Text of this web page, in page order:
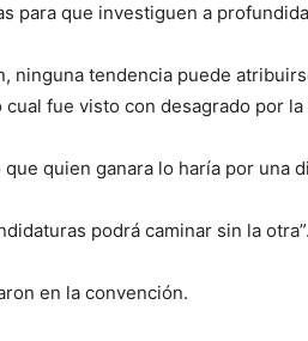
para que investiguen a
ninguna tendencia puede
fue visto con desagrado por
quien ganara lo haría por una
podrá caminar sin la otra”.
en la convención.